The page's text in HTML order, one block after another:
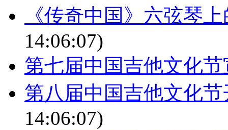
《传奇中国》六弦琴
14:06:07)
第七届中国吉他文化
第八届中国吉他文化
14:06:07)